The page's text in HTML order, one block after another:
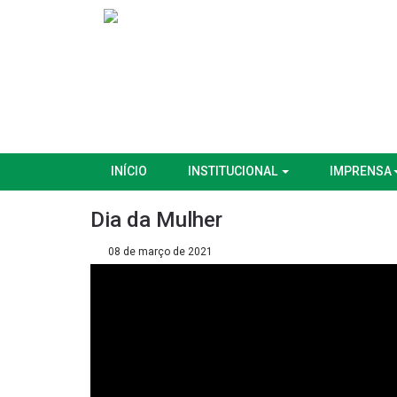
INÍCIO INSTITUCIONAL IMPRENSA
Dia da Mulher
08 de março de 2021